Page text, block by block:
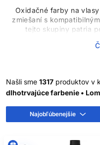
Oxidačné farby na
zmiešaní s
tejto skupiny patria
pomerom, časom
cieľová hĺbka a
AKO
Po spojení farbiaceho
Našli sme 1317 produktov v
dlhotrvajúce farbenie •
Najobľúbenejšie